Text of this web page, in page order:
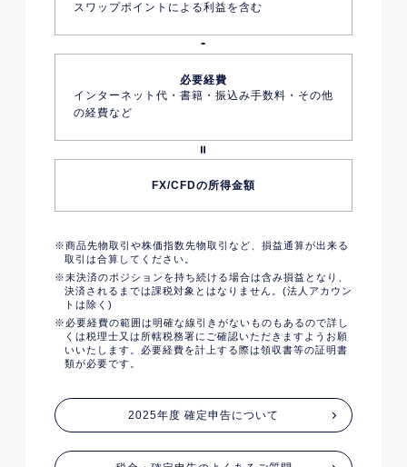
スワップポイントによる利益を含む
必要経費
インターネット代・書籍・振込み手数料・その他
の経費など
FX/CFDの所得金額
商品先物取引や株価指数先物取引など、損益通算が出来る
取引は合算してください。
未決済のポジションを持ち続ける場合は含み損益となり、
決済されるまでは課税対象とはなりません。(法人アカウン
トは除く)
必要経費の範囲は明確な線引きがないものもあるので詳し
くは税理士又は所轄税務署にご確認いただきますようお願
いいたします。必要経費を計上する際は領収書等の証明書
類が必要です。
2025年度 確定申告について